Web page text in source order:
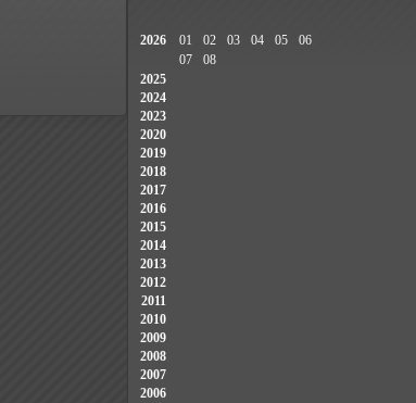
2026 01 02 03 04 05
06
07
08
2025
2024
2023
2020
2019
2018
2017
2016
2015
2014
2013
2012
2011
2010
2009
2008
2007
2006